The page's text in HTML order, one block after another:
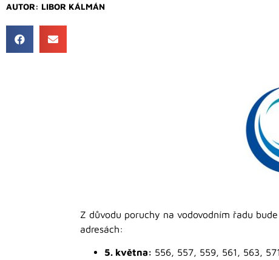
AUTOR: LIBOR KÁLMÁN
Z důvodu poruchy na vodovodním řadu
adresách:
5. května: 556, 557, 559, 561, 563,